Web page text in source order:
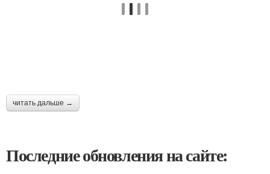
читать дальше →
Последние обновления на сайте: